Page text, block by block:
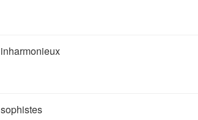
inharmonieux
sophistes